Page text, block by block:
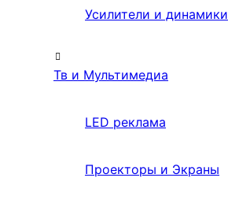
Усилители и динамики
Тв и Мультимедиа
LED реклама
Проекторы и Экраны